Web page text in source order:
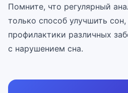
Помните, что регулярный
только способ улучшить
профилактики различных
с нарушением сна.